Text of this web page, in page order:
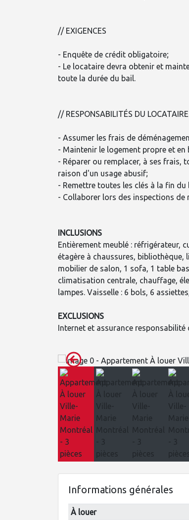
// EXIGENCES
- Enquête de crédit obligatoire;
- Le locataire devra obtenir et
toute la durée du bail.
// RESPONSABILITÉS DU LOCATAIRE
- Assumer les frais de
- Maintenir le logement propre et en
- Réparer ou remplacer, à ses
raison d'un usage abusif;
- Remettre toutes les clés à la fin
- Collaborer lors des inspections de
INCLUSIONS
Entièrement meublé : réfrigérateur,
étagère à chaussures,
mobilier de salon, 1 sofa, 1 table
climatisation centrale, chauffage,
lampes. Vaisselle : 6 bols, 6
EXCLUSIONS
Internet et assurance responsabilité
Informations générales
À louer